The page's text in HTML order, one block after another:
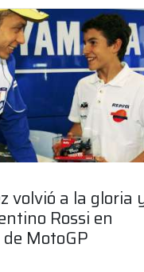
volvió a la gloria
Rossi en
MotoGP